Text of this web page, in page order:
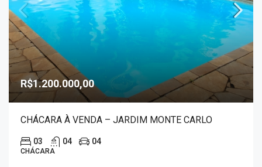
R$1.200.000,00
CHÁCARA À VENDA – JARDIM MONTE CARLO
03 04 04
CHÁCARA